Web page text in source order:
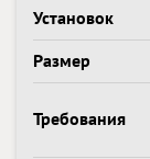
Установок
Размер
Требования